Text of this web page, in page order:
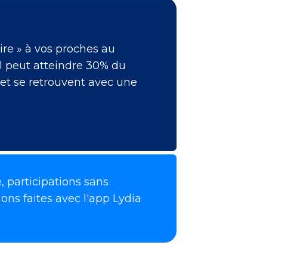
» à vos proches au
atteindre 30% du
se retrouvent avec une
participations sans
faites avec l'app Lydia